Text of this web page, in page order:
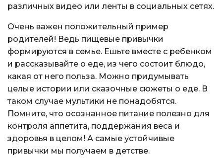
различных видео или ленты в социальных сетях.
Очень важен положительный пример
родителей! Ведь пищевые привычки
формируются в семье. Ешьте вместе с ребенком
и рассказывайте о еде, из чего состоит блюдо,
какая от него польза. Можно придумывать
целые истории или сказочные сюжеты о еде. В
таком случае мультики не понадобятся.
Помните, что осознанное питание полезно для
контроля аппетита, поддержания веса и
здоровья в целом! А самые устойчивые
привычки мы получаем в детстве.